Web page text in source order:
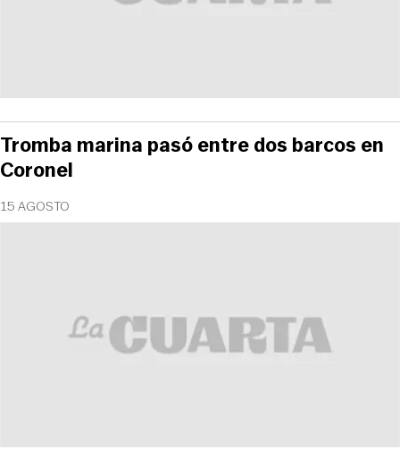
15 AGOSTO
Tromba marina pasó entre dos barcos en
Coronel